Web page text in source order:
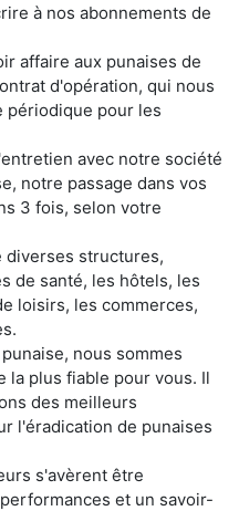
à nos abonnements de
affaire aux punaises de
d'opération, qui nous
périodique pour les
avec notre société
notre passage dans vos
3 fois, selon votre
diverses structures,
de santé, les hôtels, les
loisirs, les commerces,
nous sommes
la plus fiable pour vous. Il
des meilleurs
l'éradication de punaises
s'avèrent être
et un savoir-